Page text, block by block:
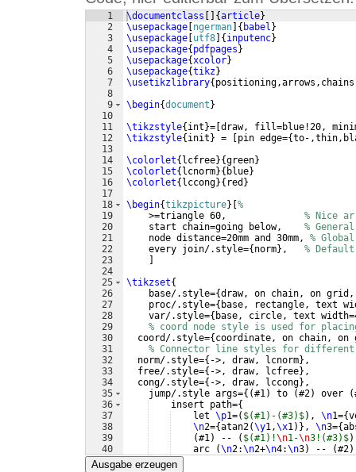
1
2
3
4
5
6
7
8
9
10
11
12
13
14
15
16
17
18
19
20
21
22
23
24
25
26
27
28
29
30
31
32
33
34
35
36
37
38
39
40
41
\documentclass {article}
\usepackage ngerman { babel }
\usepackage utf8 { inputenc}
\usepackage{ pdfpages }
\usepackage{xcolor}
\usepackage{tikz}
\usetikzlibrary{
\begin{document }
\tikzstyle{ int }= draw, fill=blue!20,
\tikzstyle{ init } = pin edge={to-
\colorlet{ lcfree}{green}
\colorlet{ lcnorm}{ blue}
\colorlet{ lccong}{ red }
\begin{tikzpicture} %
    >=triangle 60,
% Nice
    start chain=going below,
%
    node distance=20mm and 30mm,
%
    every join/.style=
{ norm} , %
\tikzset{
    base/.style=
{draw, on chain, on grid,
    proc/.style=
{ base, rectangle, text
    var/.style=
{ base, circle, text
% coord node style is used for
  coord/.style=
{ coordinate, on chain, on
% Connector line styles for
  norm/.style=
{ ->, draw, lcnorm} ,
  free/.style=
{ ->, draw, lcfree} ,
  cong/.style=
{ ->, draw, lccong} ,
    jump/.style args=
{(#1) to (#2) over (
    insert path=
{
    let
\p1=( $(#1)-(#3)$) , \n1={
\n2={atan2(\y1,\x1)} , \n3={
(#1) -- ( $(#1)!\n1-\n3!(#3)$)
    arc
(\n2:\n2+\n4:\n3) -- (#2)
}
Ausgabe erzeugen